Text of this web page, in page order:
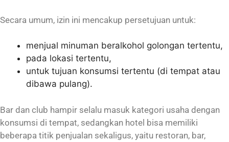
Secara umum, izin ini mencakup persetujuan untuk:
menjual minuman beralkohol golongan tertentu,
pada lokasi tertentu,
untuk tujuan konsumsi tertentu (di tempat atau
dibawa pulang).
Bar dan club hampir selalu masuk kategori usaha dengan
konsumsi di tempat, sedangkan hotel bisa memiliki
beberapa titik penjualan sekaligus, yaitu restoran, bar,